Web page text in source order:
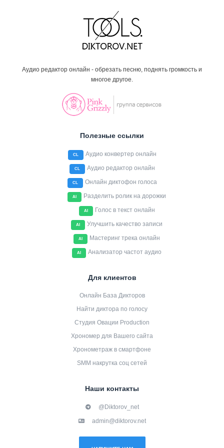
Аудио редактор онлайн - обрезать песню, поднять громкость и
многое другое.
Полезные ссылки
CL Аудио конвертер онлайн
CL Аудио редактор онлайн
CL Онлайн диктофон голоса
AI Разделить ролик на дорожки
AI Голос в текст онлайн
AI Улучшить качество записи
AI Мастеринг трека онлайн
AI Анализатор частот аудио
Для клиентов
Онлайн База Дикторов
Найти диктора по голосу
Студия Овации Production
Хрономер для Вашего сайта
Хронометраж в смартфоне
SMM накрутка соц сетей
Наши контакты
@Diktorov_net
admin@diktorov.net